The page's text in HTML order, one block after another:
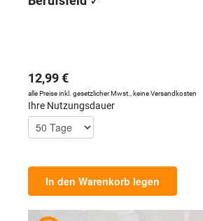
12,99 €
alle Preise inkl. gesetzlicher Mwst., keine Versandkosten
Ihre Nutzungsdauer
In den Warenkorb legen